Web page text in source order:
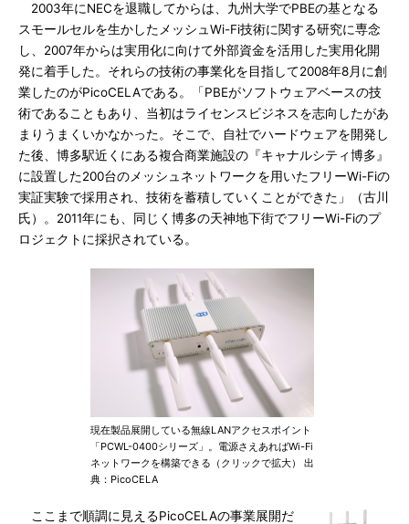
2003年にNECを退職してからは、九州大学でPBEの基となる
スモールセルを生かしたメッシュWi-Fi技術に関する研究に専念
し、2007年からは実用化に向けて外部資金を活用した実用化開
発に着手した。それらの技術の事業化を目指して2008年8月に創
業したのがPicoCELAである。「PBEがソフトウェアベースの技
術であることもあり、当初はライセンスビジネスを志向したがあ
まりうまくいかなかった。そこで、自社でハードウェアを開発し
た後、博多駅近くにある複合商業施設の『キャナルシティ博多』
に設置した200台のメッシュネットワークを用いたフリーWi-Fiの
実証実験で採用され、技術を蓄積していくことができた」（古川
氏）。2011年にも、同じく博多の天神地下街でフリーWi-Fiのプ
ロジェクトに採択されている。
現在製品展開している無線LANアクセスポイント
「PCWL-0400シリーズ」。電源さえあればWi-Fi
ネットワークを構築できる（クリックで拡大） 出
典：PicoCELA
ここまで順調に見えるPicoCELAの事業展開だ